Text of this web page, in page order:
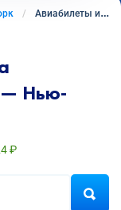
Авиабилеты из Красноярска в Нью-Йорк
— Нью-
₽